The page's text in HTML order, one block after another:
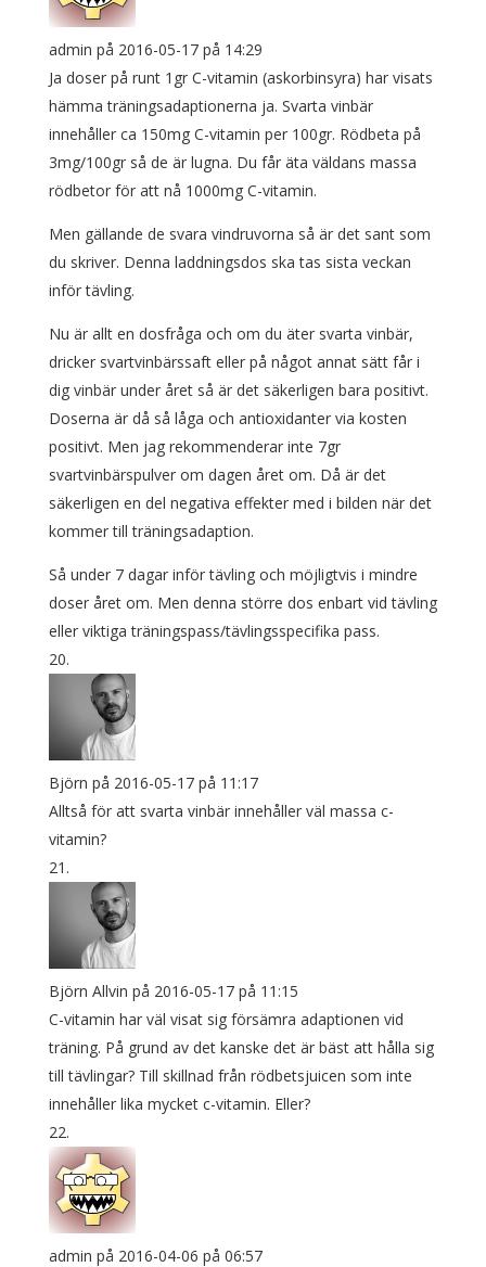
admin på 2016-05-17 på 14:29
Ja doser på runt 1gr C-vitamin (askorbinsyra) har visats
hämma träningsadaptionerna ja. Svarta vinbär
innehåller ca 150mg C-vitamin per 100gr. Rödbeta på
3mg/100gr så de är lugna. Du får äta väldans massa
rödbetor för att nå 1000mg C-vitamin.
Men gällande de svara vindruvorna så är det sant som
du skriver. Denna laddningsdos ska tas sista veckan
inför tävling.
Nu är allt en dosfråga och om du äter svarta vinbär,
dricker svartvinbärssaft eller på något annat sätt får i
dig vinbär under året så är det säkerligen bara positivt.
Doserna är då så låga och antioxidanter via kosten
positivt. Men jag rekommenderar inte 7gr
svartvinbärspulver om dagen året om. Då är det
säkerligen en del negativa effekter med i bilden när det
kommer till träningsadaption.
Så under 7 dagar inför tävling och möjligtvis i mindre
doser året om. Men denna större dos enbart vid tävling
eller viktiga träningspass/tävlingsspecifika pass.
Björn på 2016-05-17 på 11:17
Alltså för att svarta vinbär innehåller väl massa c-
vitamin?
Björn Allvin på 2016-05-17 på 11:15
C-vitamin har väl visat sig försämra adaptionen vid
träning. På grund av det kanske det är bäst att hålla sig
till tävlingar? Till skillnad från rödbetsjuicen som inte
innehåller lika mycket c-vitamin. Eller?
admin på 2016-04-06 på 06:57